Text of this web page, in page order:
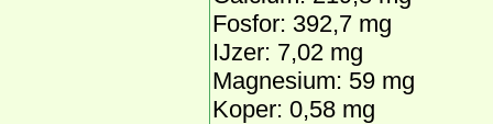
Fosfor: 392,7 mg
IJzer: 7,02 mg
Magnesium: 59 mg
Koper: 0,58 mg